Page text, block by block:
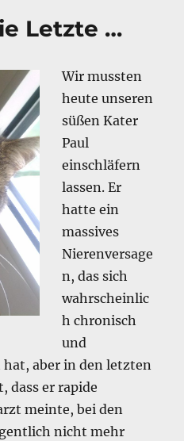
Letzte …
Wir mussten
heute unseren
süßen Kater
Paul
einschläfern
lassen. Er
hatte ein
massives
Nierenversage
n, das sich
wahrscheinlic
h chronisch
und
aber in den letzten
dass er rapide
meinte, bei den
nicht mehr